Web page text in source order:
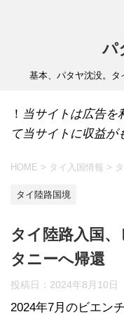
パ
基本、パタヤ沈没。タ
！ 当サイトは広告を
て当サイトに収益が
HOME > タイ入国情報 >
タイ陸路国境
タイ陸路入国
タニーへ帰還
投稿日： 2024年8月10日
2024年7月のビエン